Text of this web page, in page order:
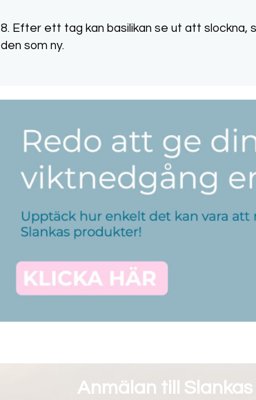
8. Efter ett tag kan basilikan se ut att slockna,
den som ny.
Anmälan till